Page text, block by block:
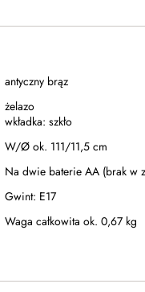
antyczny brąz
żelazo
wkładka: szkło
W/Ø ok. 111/11,5 cm
Na dwie baterie AA (brak w
Gwint: E17
Waga całkowita ok. 0,67 kg